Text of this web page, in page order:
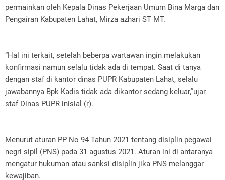
permainkan oleh Kepala Dinas Pekerjaan Umum Bina Marga dan
Pengairan Kabupaten Lahat, Mirza azhari ST MT.
“Hal ini terkait, setelah beberpa wartawan ingin melakukan
konfirmasi namun selalu tidak ada di tempat. Saat di tanya
dengan staf di kantor dinas PUPR Kabupaten Lahat, selalu
jawabannya Bpk Kadis tidak ada dikantor sedang keluar,”ujar
staf Dinas PUPR inisial (r).
Menurut aturan PP No 94 Tahun 2021 tentang disiplin pegawai
negri sipil (PNS) pada 31 agustus 2021. Aturan ini di antaranya
mengatur hukuman atau sanksi disiplin jika PNS melanggar
kewajiban.